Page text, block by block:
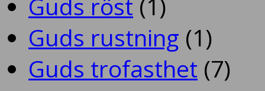
Guds rustning (1)
Guds trofasthet (7)